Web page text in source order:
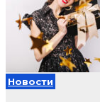
Новости